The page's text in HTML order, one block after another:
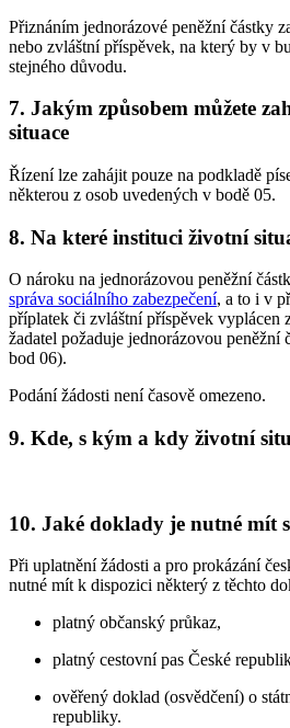
Přiznáním jednorázové peněžní částky
nebo zvláštní příspěvek, na který by v
stejného důvodu.
7. Jakým způsobem můžete
situace
Řízení lze zahájit pouze na podkladě
některou z osob uvedených v bodě 05.
8. Na které instituci životní
O nároku na jednorázovou peněžní
správa sociálního zabezpečení, a to i v
příplatek či zvláštní příspěvek vyplácen
žadatel požaduje jednorázovou
bod 06).
Podání žádosti není časově omezeno.
9. Kde, s kým a kdy životní
10. Jaké doklady je nutné mít
Při uplatnění žádosti a pro prokázání
nutné mít k dispozici některý z těchto
platný občanský průkaz,
platný cestovní pas České
ověřený doklad (osvědčení) o
republiky.